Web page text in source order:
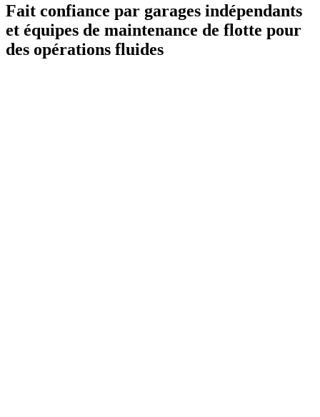
Fait confiance par garages indépendants
et équipes de maintenance de flotte pour
des opérations fluides